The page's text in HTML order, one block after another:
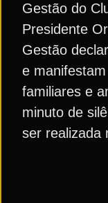
Gestão do
Presidente
Gestão
e
familiares e
minuto de
ser realizada